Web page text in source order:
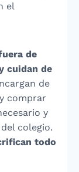
el
de
cuidan de
de
comprar
y
colegio.
todo